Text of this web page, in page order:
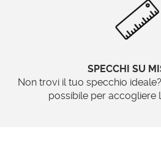
SPECCHI SU
Non trovi il tuo specchio
possibile per accogliere